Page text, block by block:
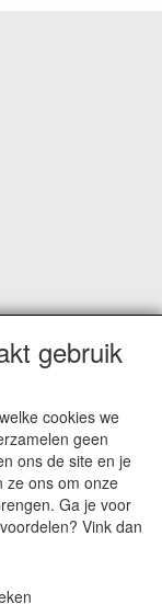
gebruik
cookies we
geen
ons de site en je
ze ons om onze
Ga je voor
Vink dan